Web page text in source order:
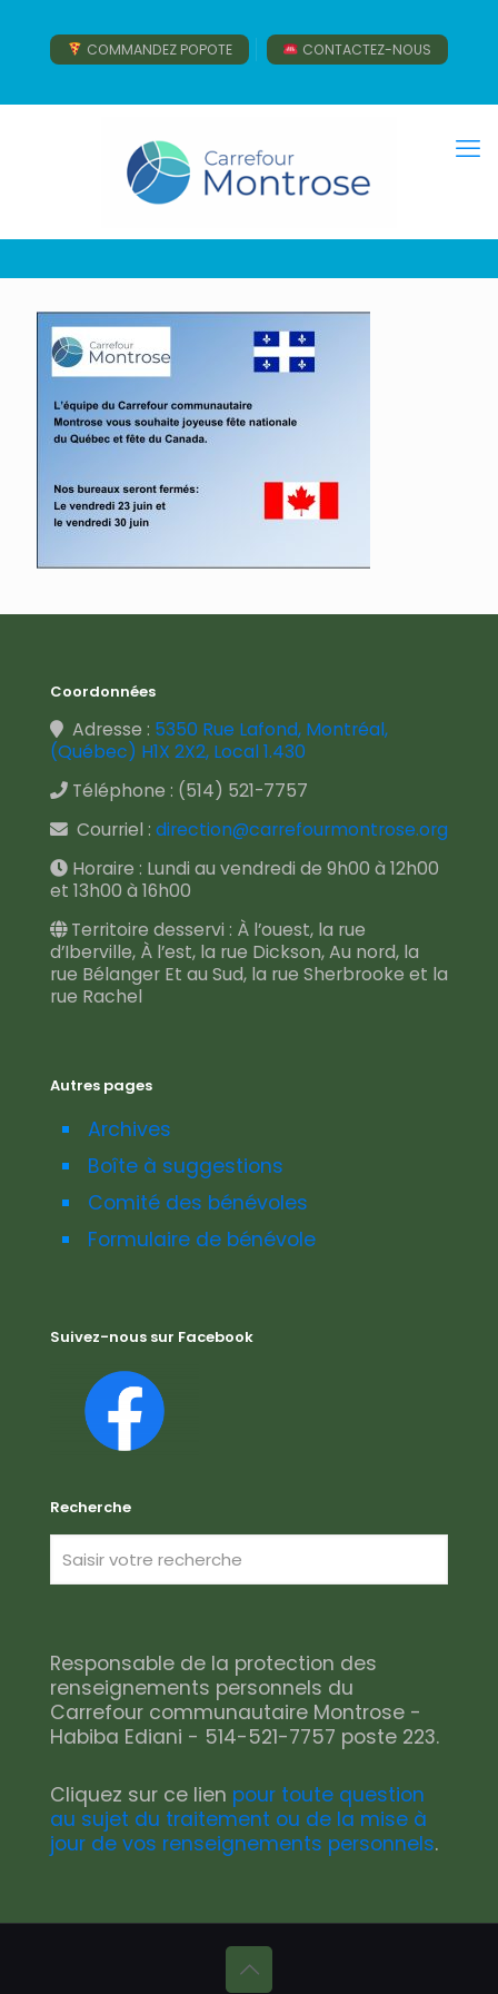
COMMANDEZ POPOTE CONTACTEZ-NOUS
Coordonnées
Adresse : 5350 Rue Lafond, Montréal,
(Québec) H1X 2X2, Local 1.430
Téléphone : (514) 521-7757
Courriel : direction@carrefourmontrose.org
Horaire : Lundi au vendredi de 9h00 à 12h00
et 13h00 à 16h00
Territoire desservi : À l’ouest, la rue
d’Iberville, À l’est, la rue Dickson, Au nord, la
rue Bélanger Et au Sud, la rue Sherbrooke et la
rue Rachel
Autres pages
Archives
Boîte à suggestions
Comité des bénévoles
Formulaire de bénévole
Suivez-nous sur Facebook
Recherche
Responsable de la protection des
renseignements personnels du
Carrefour communautaire Montrose -
Habiba Ediani - 514-521-7757 poste 223.
Cliquez sur ce lien pour toute question
au sujet du traitement ou de la mise à
jour de vos renseignements personnels.